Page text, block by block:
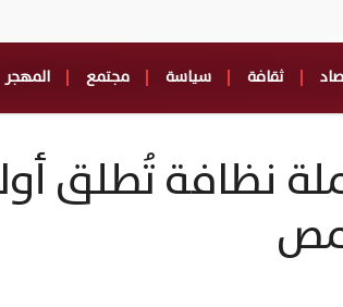
ثقافة سياسة مجتمع المهجر
نظافة تُطلق